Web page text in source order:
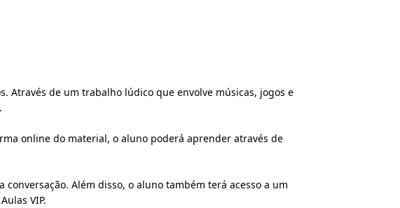
Através de um trabalho lúdico que envolve músicas, jogos e
online do material, o aluno poderá aprender através de
Além disso, o aluno também terá acesso a um
VIP.